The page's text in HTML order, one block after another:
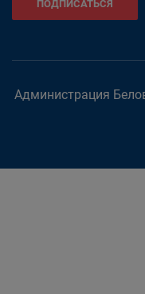
ПОДПИСАТЬСЯ
Администрация